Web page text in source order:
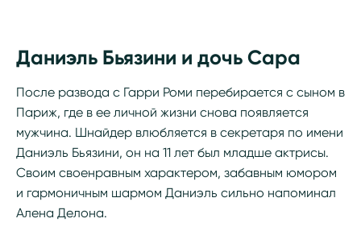
Даниэль Бьязини и дочь Сара
После развода с Гарри Роми перебирается с сыном в
Париж, где в ее личной жизни снова появляется
мужчина. Шнайдер влюбляется в секретаря по имени
Даниэль Бьязини, он на 11 лет был младше актрисы.
Своим своенравным характером, забавным юмором
и гармоничным шармом Даниэль сильно напоминал
Алена Делона.